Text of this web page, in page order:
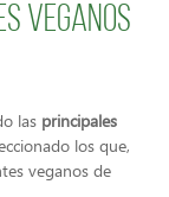
veganos
las principales
los que,
veganos de